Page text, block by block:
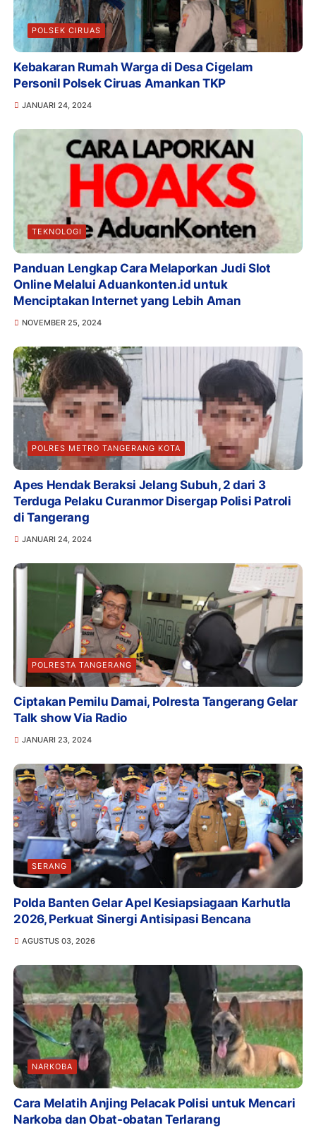
POLSEK CIRUAS
Kebakaran Rumah Warga di Desa Cigelam
Personil Polsek Ciruas Amankan TKP
JANUARI 24, 2024
TEKNOLOGI
Panduan Lengkap Cara Melaporkan Judi Slot
Online Melalui Aduankonten.id untuk
Menciptakan Internet yang Lebih Aman
NOVEMBER 25, 2024
POLRES METRO TANGERANG KOTA
Apes Hendak Beraksi Jelang Subuh, 2 dari 3
Terduga Pelaku Curanmor Disergap Polisi Patroli
di Tangerang
JANUARI 24, 2024
POLRESTA TANGERANG
Ciptakan Pemilu Damai, Polresta Tangerang Gelar
Talk show Via Radio
JANUARI 23, 2024
SERANG
Polda Banten Gelar Apel Kesiapsiagaan Karhutla
2026, Perkuat Sinergi Antisipasi Bencana
AGUSTUS 03, 2026
NARKOBA
Cara Melatih Anjing Pelacak Polisi untuk Mencari
Narkoba dan Obat-obatan Terlarang